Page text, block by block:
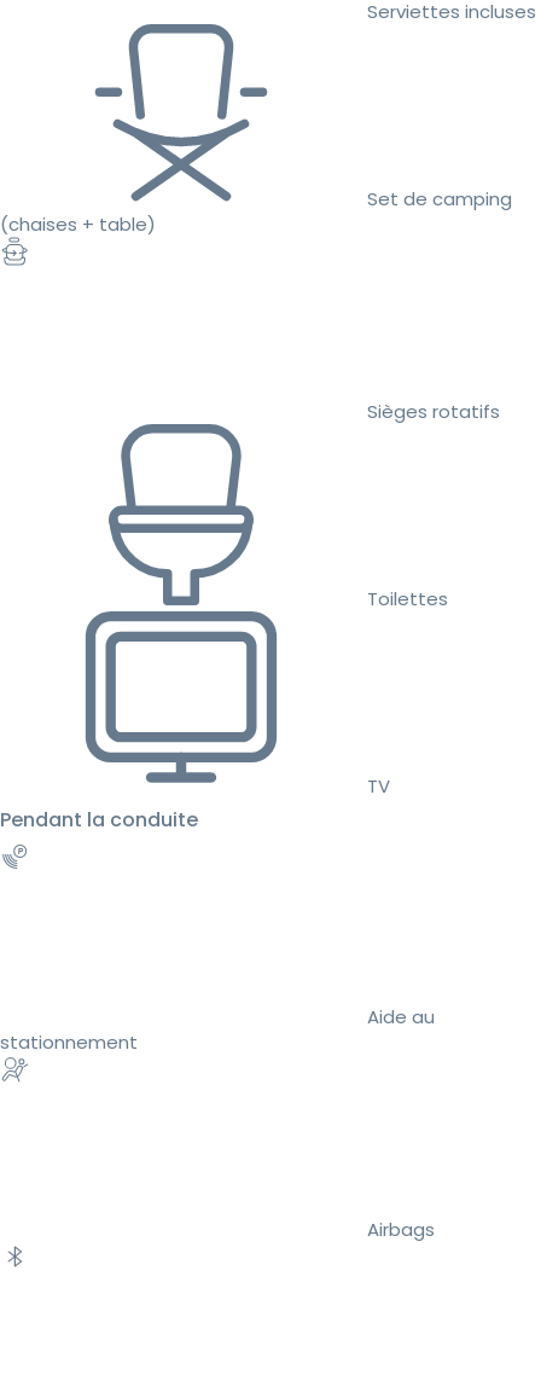
Serviettes incluses
Set de camping
(chaises + table)
Sièges rotatifs
Toilettes
TV
Pendant la conduite
Aide au
stationnement
Airbags